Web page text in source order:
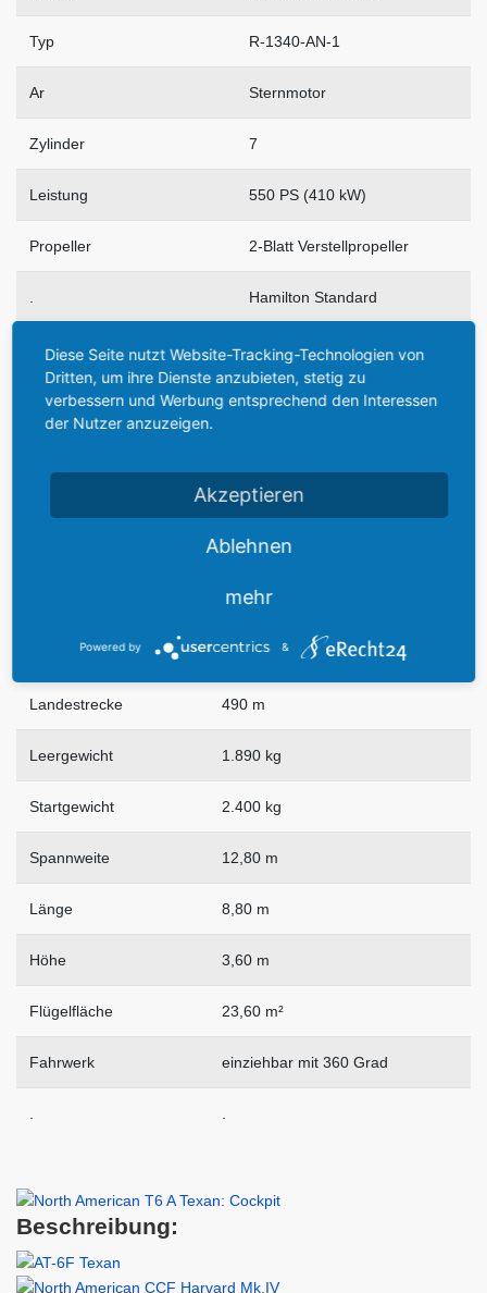
Typ R-1340-AN-1
Ar Sternmotor
Zylinder 7
Leistung 550 PS (410 kW)
Propeller 2-Blatt Verstellpropeller
Hamilton Standard
Geschwindigkeit 330 km/h max.
Reisegeschwindigkeit 273 km/h
6.536 m
1.200 km
Startstrecke 570 m
Landestrecke 490 m
Leergewicht 1.890 kg
Startgewicht 2.400 kg
Spannweite 12,80 m
Länge 8,80 m
Höhe 3,60 m
Flügelfläche 23,60 m²
Fahrwerk einziehbar mit 360 Grad
Beschreibung:
Diese Seite nutzt Website-Tracking-Technologien von
Dritten, um ihre Dienste anzubieten, stetig zu
verbessern und Werbung entsprechend den Interessen
der Nutzer anzuzeigen.
Akzeptieren
Ablehnen
mehr
Powered by &